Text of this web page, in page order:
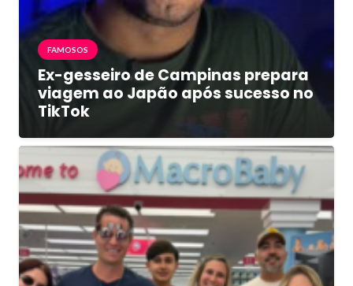
FAMOSOS
Ex-gesseiro de Campinas prepara
viagem ao Japão após sucesso no
TikTok